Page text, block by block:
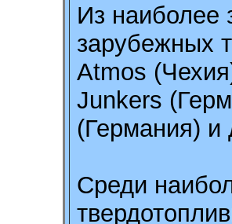
Из наиболее
зарубежных
Atmos
Junkers
(Германия) и
Среди